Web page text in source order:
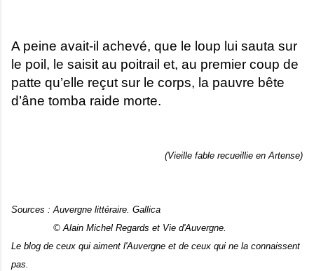
A peine avait-il achevé, que le loup lui sauta sur
le poil, le saisit au poitrail et, au premier coup de
patte qu’elle reçut sur le corps, la pauvre bête
d’âne tomba raide morte.
(Vieille fable recueillie en Artense)
Sources : Auvergne littéraire. Gallica
© Alain Michel Regards et Vie d'Auvergne.
Le blog de ceux qui aiment l'Auvergne et de ceux qui ne la connaissent
pas.